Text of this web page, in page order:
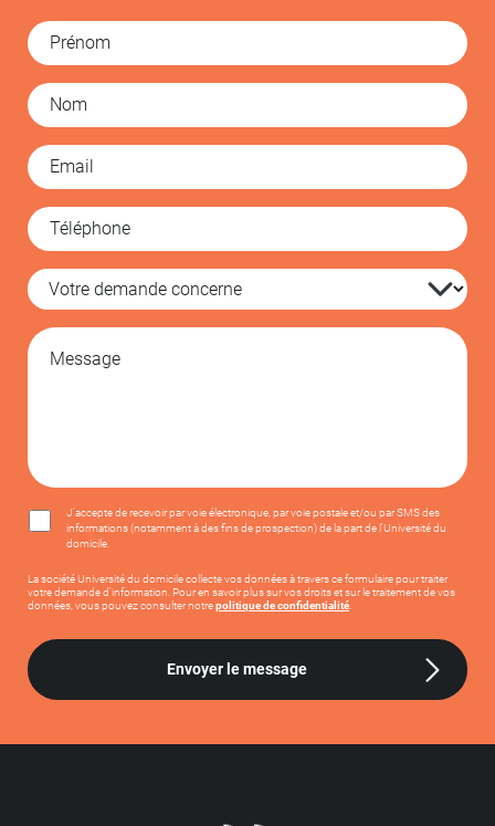
J'accepte de recevoir par voie électronique, par voie postale et/ou par SMS des
informations (notamment à des fins de prospection) de la part de l'Université du
domicile.
La société Université du domicile collecte vos données à travers ce formulaire pour traiter
votre demande d’information. Pour en savoir plus sur vos droits et sur le traitement de vos
données, vous pouvez consulter notrepolitique de confidentialité
Envoyer le message